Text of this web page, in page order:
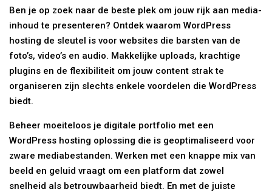
Ben je op zoek naar de beste plek om jouw rijk aan media-
inhoud te presenteren? Ontdek waarom WordPress
hosting de sleutel is voor websites die barsten van de
foto’s, video’s en audio. Makkelijke uploads, krachtige
plugins en de flexibiliteit om jouw content strak te
organiseren zijn slechts enkele voordelen die WordPress
biedt.
Beheer moeiteloos je digitale portfolio met een
WordPress hosting oplossing die is geoptimaliseerd voor
zware mediabestanden. Werken met een knappe mix van
beeld en geluid vraagt om een platform dat zowel
snelheid als betrouwbaarheid biedt. En met de juiste